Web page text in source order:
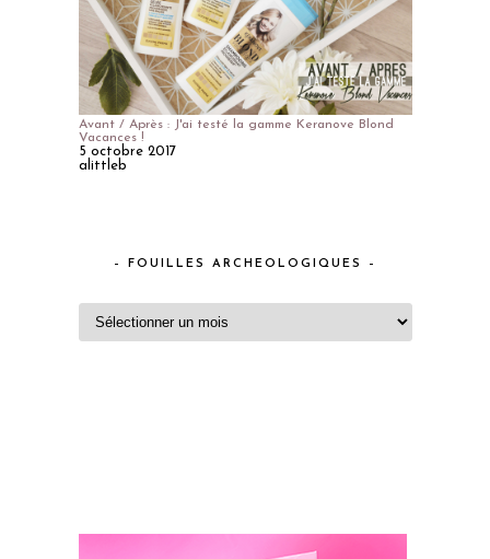
Avant / Après : J'ai testé la gamme Keranove Blond
Vacances !
5 octobre 2017
alittleb
– FOUILLES ARCHEOLOGIQUES –